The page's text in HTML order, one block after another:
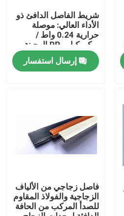
شريط الفاصل الدافئ ذو
الأداء العالي: موصلة
حرارية 0.24 واط /
ميكروكيل ، PP الهجينة
والصلب المقاوم للصدأ ،
حل توفير الطاقة
ومكافحة التكثيف للزجاج
إرسال استفسار
فاصل زجاجي من الألياف
الزجاجية والفولاذ المقاوم
للصدأ المركب من الحافة